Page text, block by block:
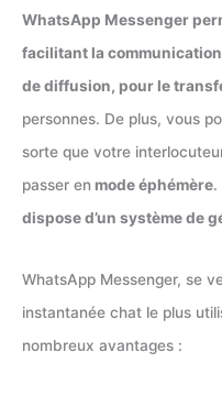
WhatsApp Messenger
facilitant la communication
de diffusion, pour le
personnes. De plus, vous
sorte que votre
passer en mode éphémère.
dispose d’un système de
WhatsApp Messenger, se
instantanée chat le plus
nombreux avantages :